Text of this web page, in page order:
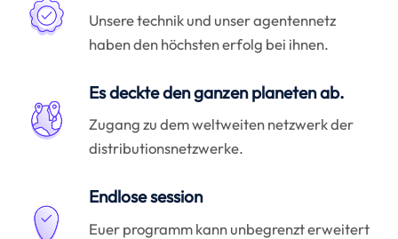
Unsere technik und unser agentennetz
haben den höchsten erfolg bei ihnen.
Es deckte den ganzen planeten ab.
Zugang zu dem weltweiten netzwerk der
distributionsnetzwerke.
Endlose session
Euer programm kann unbegrenzt erweitert